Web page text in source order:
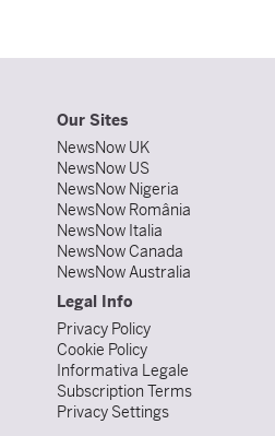
Our Sites
NewsNow UK
NewsNow US
NewsNow Nigeria
NewsNow România
NewsNow Italia
NewsNow Canada
NewsNow Australia
Legal Info
Privacy Policy
Cookie Policy
Informativa Legale
Subscription Terms
Privacy Settings